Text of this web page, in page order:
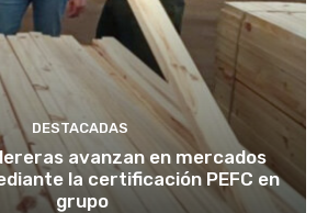
DESTACADAS
avanzan en mercados
la certificación PEFC en
grupo